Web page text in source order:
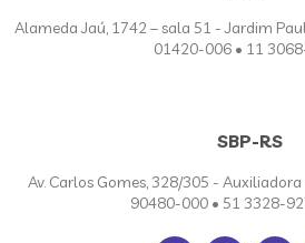
Alameda Jaú, 1742 – sala 51 - Jardim
01420-006 • 11
SBP-RS
Av. Carlos Gomes, 328/305 - Auxiliadora
90480-000 • 51 3328-